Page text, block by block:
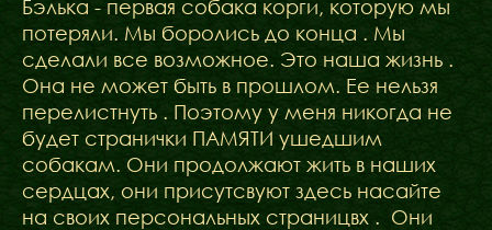
Бэлька - первая собака корги, которую мы
потеряли. Мы боролись до конца . Мы
сделали все возможное. Это наша жизнь .
Она не может быть в прошлом. Ее нельзя
перелистнуть . Поэтому у меня никогда не
будет странички ПАМЯТИ ушедшим
собакам. Они продолжают жить в наших
сердцах, они присутсвуют здесь насайте
на своих персональных страницвх . Они